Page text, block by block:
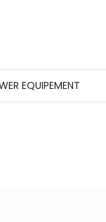
EQUIPEMENT